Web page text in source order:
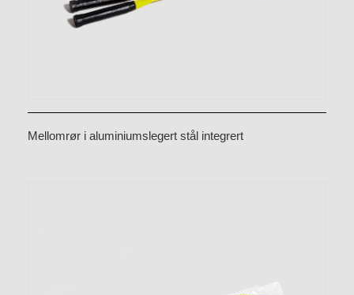
Mellomrør i aluminiumslegert stål integrert